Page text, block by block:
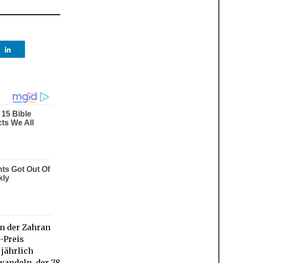
der Zahran
-Preis
jährlich